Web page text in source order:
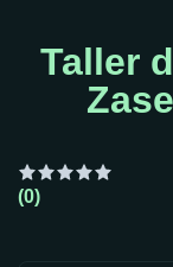
Taller
(0)